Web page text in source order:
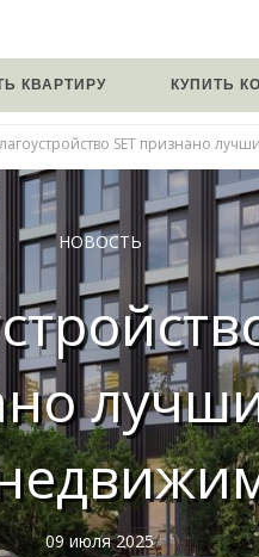
КВАРТИРУ КУПИТЬ
SET признано
НОВОСТЬ
09 июля 2025